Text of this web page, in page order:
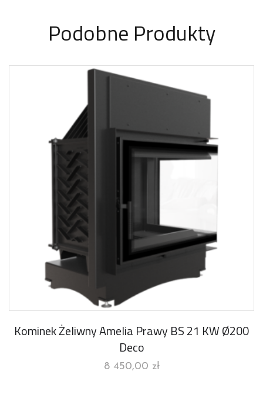
Podobne Produkty
Kominek Żeliwny Amelia Prawy BS 21 KW Ø200
Deco
8 450,00 zł